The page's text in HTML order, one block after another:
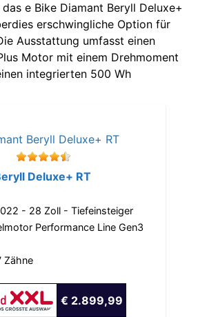
e Bike Diamant Beryll Deluxe+
erschwingliche Option für
Ausstattung umfasst einen
Motor mit einem Drehmoment
integrierten 500 Wh
Deluxe+ RT
- 28 Zoll - Tiefeinsteiger
Performance Line Gen3
Zähne
€ 2.899,99